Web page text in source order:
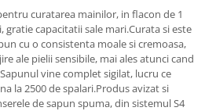
curatarea mainilor, in flacon de 1
capacitatii sale mari.Curata si este
cu o consistenta moale si cremoasa,
ale pielii sensibile, mai ales atunci cand
vine complet sigilat, lucru ce
la 2500 de spalari.Produs avizat si
de sapun spuma, din sistemul S4